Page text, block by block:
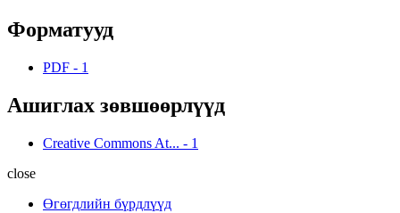
Форматууд
PDF - 1
Ашиглах зөвшөөрлүүд
Creative Commons At... - 1
close
Өгөгдлийн бүрдлүүд